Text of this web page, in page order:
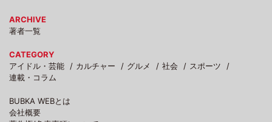
ARCHIVE
著者一覧
CATEGORY
アイドル・芸能
カルチャー グルメ 社会
スポーツ
連載・コラム
BUBKA WEBとは
会社概要